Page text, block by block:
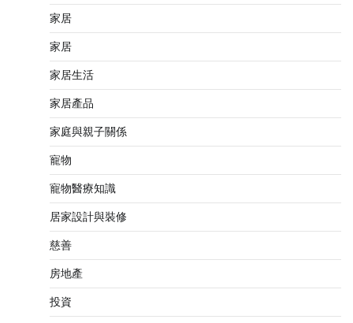
家居
家居
家居生活
家居產品
家庭與親子關係
寵物
寵物醫療知識
居家設計與裝修
慈善
房地產
投資